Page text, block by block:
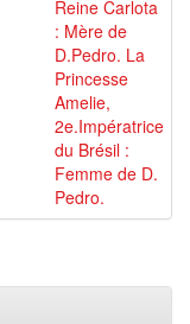
Reine Carlota
: Mère de
D.Pedro. La
Princesse
Amelie,
2e.Impératrice
du Brésil :
Femme de D.
Pedro.